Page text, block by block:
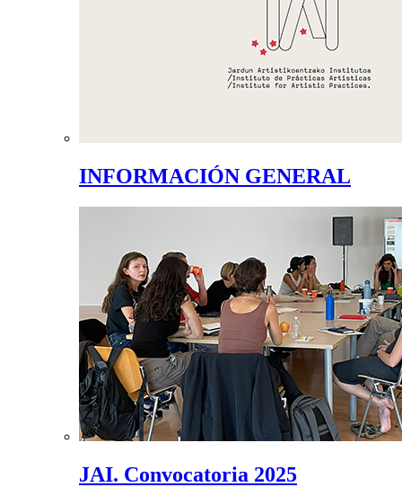
INFORMACIÓN GENERAL
JAI. Convocatoria 2025